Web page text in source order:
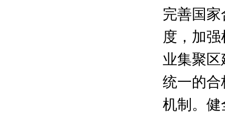
完善国
度，加
业集聚
统一的
机制。